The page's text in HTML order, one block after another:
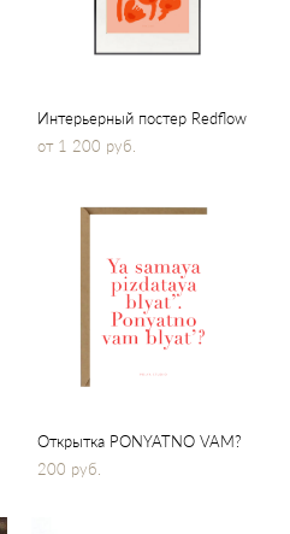
Интерьерный постер Redflow
от 1 200 pуб.
Открытка PONYATNO VAM?
200 pуб.